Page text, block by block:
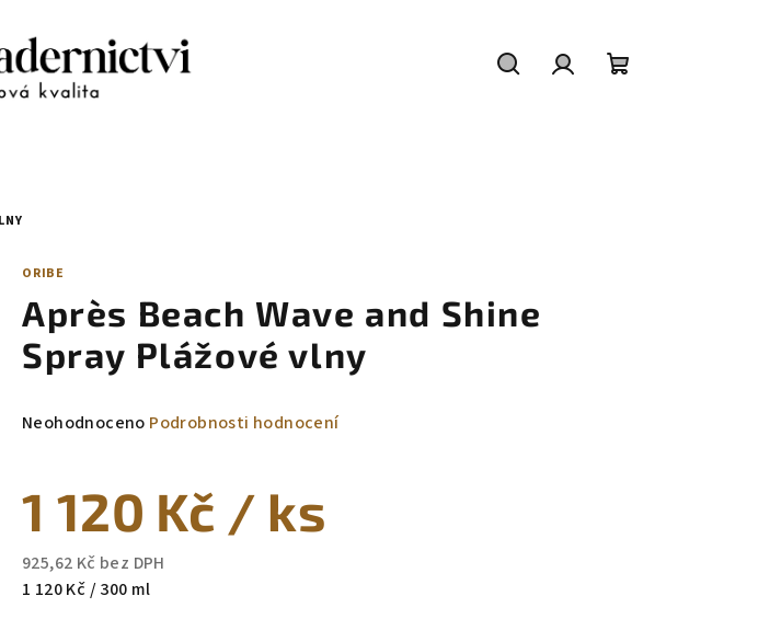
ORIBE
Après Beach Wave and Shine
Spray Plážové vlny
Průměrné
je
0,0
z
5
hvězdiček.
Neohodnoceno Podrobnosti hodnocení
1 120 Kč / ks
925,62 Kč bez DPH
Měrná
1 120 Kč / 300 ml